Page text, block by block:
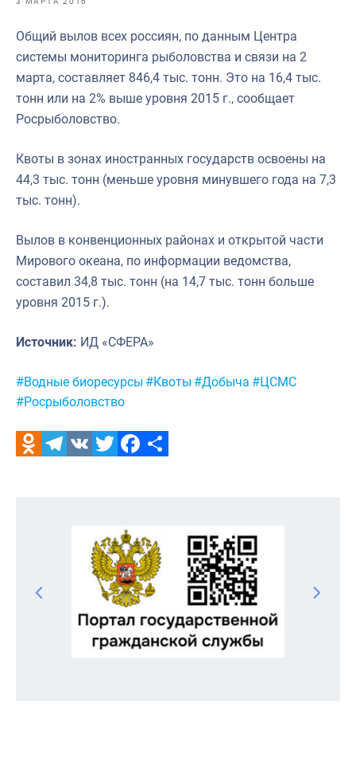
Выставки и конференции
Научно-практическая литература
Рыбоохрана России
Инфографика
Большая африканская экспедиция
Общий вылов всех россиян, по данным Центра
системы мониторинга рыболовства и связи на 2
марта, составляет 846,4 тыс. тонн. Это на 16,4 тыс.
тонн или на 2% выше уровня 2015 г., сообщает
Росрыболовство.
Квоты в зонах иностранных государств освоены на
44,3 тыс. тонн (меньше уровня минувшего года на 7,3
тыс. тонн).
Вылов в конвенционных районах и открытой части
Мирового океана, по информации ведомства,
составил 34,8 тыс. тонн (на 14,7 тыс. тонн больше
уровня 2015 г.).
Источник: ИД «СФЕРА»
Метки:
#Водные биоресурсы #Квоты #Добыча #ЦСМС
#Росрыболовство